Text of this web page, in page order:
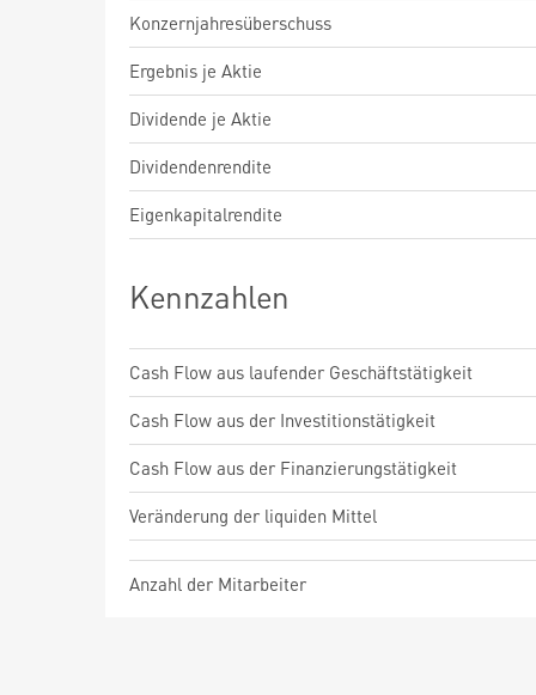
Konzernjahresüberschuss
Ergebnis je Aktie
Dividende je Aktie
Dividendenrendite
Eigenkapitalrendite
Kennzahlen
Cash Flow aus laufender Geschäftstätigkeit
Cash Flow aus der Investitionstätigkeit
Cash Flow aus der Finanzierungstätigkeit
Veränderung der liquiden Mittel
Anzahl der Mitarbeiter